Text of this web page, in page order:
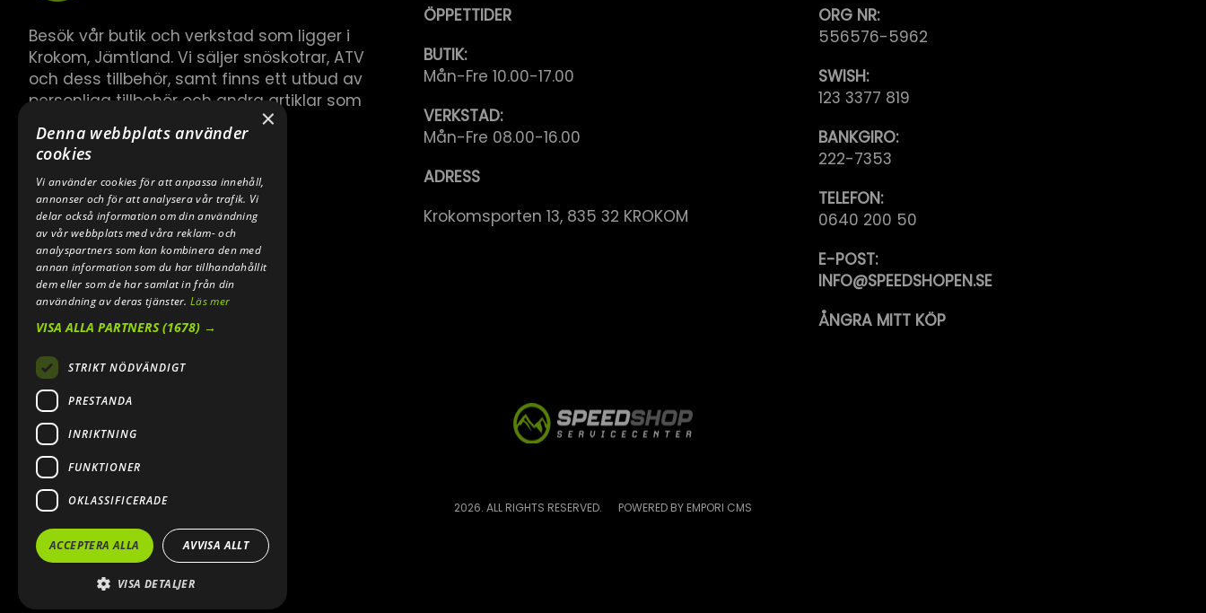
Besök vår butik och verkstad som ligger i
Krokom, Jämtland. Vi säljer snöskotrar, ATV
och dess tillbehör, samt finns ett utbud av
personliga tillbehör och andra artiklar som
hör till.
ÖPPETTIDER
BUTIK:
Mån-Fre 10.00-17.00
VERKSTAD:
Mån-Fre 08.00-16.00
ADRESS
Krokomsporten 13, 835 32 KROKOM
ORG NR:
556576-5962
SWISH:
123 3377 819
BANKGIRO:
222-7353
TELEFON:
0640 200 50
E-POST:
INFO@SPEEDSHOPEN.SE
ÅNGRA MITT KÖP
2026. ALL RIGHTS RESERVED. POWERED BY EMPORI CMS
×
Denna webbplats använder
cookies
Vi använder cookies för att anpassa innehåll,
annonser och för att analysera vår trafik. Vi
delar också information om din användning
av vår webbplats med våra reklam- och
analyspartners som kan kombinera den med
annan information som du har tillhandahållit
dem eller som de har samlat in från din
användning av deras tjänster.Läs mer
VISA ALLA PARTNERS(1678) →
STRIKT NÖDVÄNDIGT
PRESTANDA
INRIKTNING
FUNKTIONER
OKLASSIFICERADE
ACCEPTERA ALLA AVVISA ALLT
VISA DETALJER